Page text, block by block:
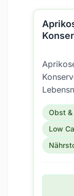
Obst &
Low